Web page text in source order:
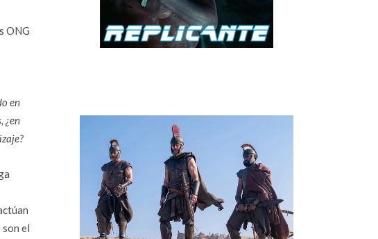
ONG
en
¿en
el